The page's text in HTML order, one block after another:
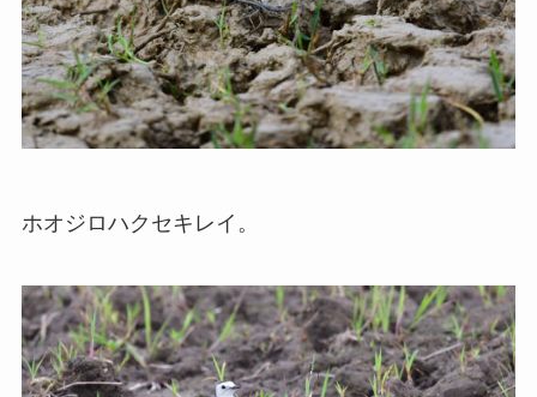
ホオジロハクセキレイ。